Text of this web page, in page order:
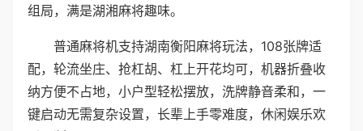
组局，满是湖湘麻将趣味。
普通麻将机支持湖南衡阳麻将玩法，108张牌适
配，轮流坐庄、抢杠胡、杠上开花均可，机器折叠收
纳方便不占地，小户型轻松摆放，洗牌静音柔和，一
键启动无需复杂设置，长辈上手零难度，休闲娱乐欢